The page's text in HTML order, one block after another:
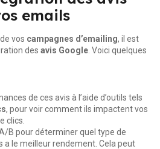
emails
vos campagnes d’emailing, il est
desavis Google . Voici quelques
de ces avis à l’aide d’outils tels
, pour voir comment ils impactent vos
clics.
B pour déterminer quel type de
a le meilleur rendement. Cela peut